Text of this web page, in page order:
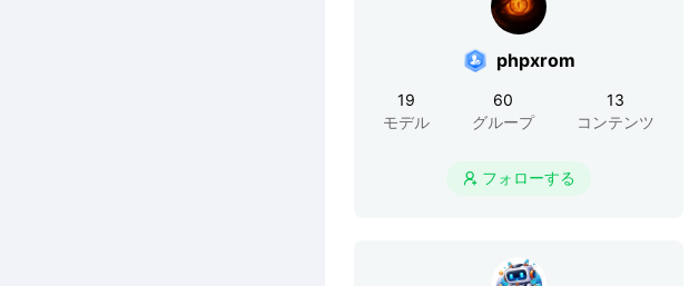
phpxrom
19
モデル
60
グループ
13
コンテンツ
 フォローする